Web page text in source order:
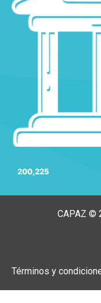
200,225
CAPAZ ©
Términos y